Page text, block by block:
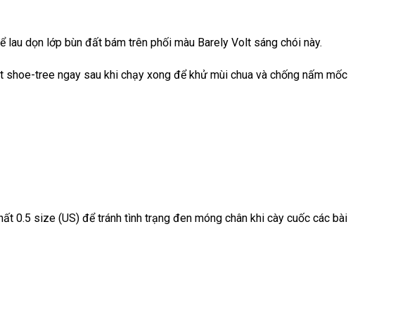
dọn lớp bùn đất bám trên phối màu Barely Volt sáng chói này.
tree ngay sau khi chạy xong để khử mùi chua và chống nấm mốc
0.5 size (US) để tránh tình trạng đen móng chân khi cày cuốc các bài